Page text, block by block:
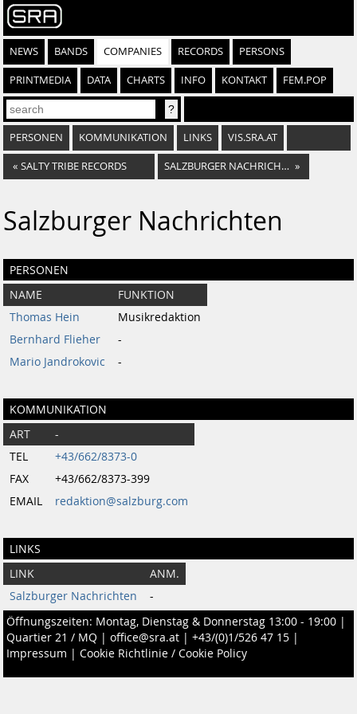
NEWS BANDS COMPANIES RECORDS PERSONS
PRINTMEDIA DATA CHARTS INFO KONTAKT FEM.POP
PERSONEN KOMMUNIKATION LINKS VIS.SRA.AT
« SALTY TRIBE RECORDS SALZBURGER NACHRICHTEN REDAKTION WIEN »
Salzburger Nachrichten
PERSONEN
NAME
FUNKTION
Thomas Hein
Musikredaktion
Bernhard Flieher
-
Mario Jandrokovic
-
KOMMUNIKATION
ART
-
TEL
+43/662/8373-0
FAX
+43/662/8373-399
EMAIL
redaktion@salzburg.com
LINKS
LINK
ANM.
Salzburger Nachrichten
-
Öffnungszeiten: Montag, Dienstag & Donnerstag 13:00 - 19:00 |
Quartier 21 / MQ | office@sra.at | +43/(0)1/526 47 15 |
Impressum | Cookie Richtlinie / Cookie Policy